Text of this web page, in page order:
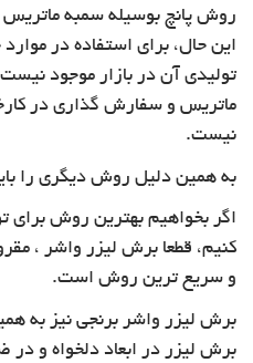
روش پانچ بوسیله سمبه
این حال، برای استفاده در
تولیدی آن در بازار موجود
ماتریس و سفارش گذاری در
نیست.
به همین دلیل روش دیگری را
اگر بخواهیم بهترین روش برای
کنیم، قطعا برش لیزر واشر ،
و سریع ترین روش است.
برش لیزر واشر برنجی نیز به
برش لیزر در ابعاد دلخواه و در